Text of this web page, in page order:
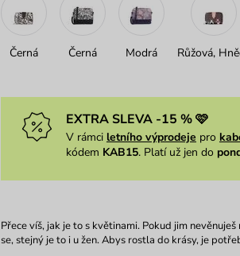
Černá Černá Modrá Růžová,
EXTRA SLEVA -15 % 🩷
V rámci letního výprodeje pro
kódem KAB15. Platí už jen do
Přece víš, jak je to s květinami. Pokud jim
se, stejný je to i u žen. Abys rostla do krásy, je